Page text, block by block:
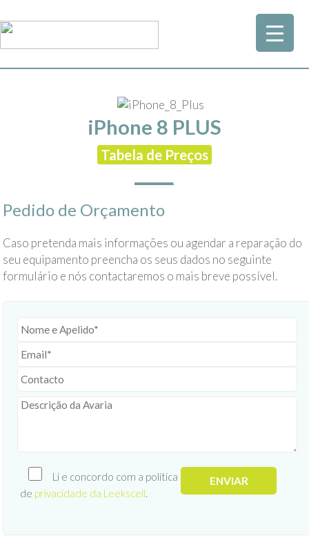
iPhone 8 PLUS
Tabela de Preços
Pedido de Orçamento
Caso pretenda mais informações ou agendar a reparação do
seu equipamento preencha os seus dados no seguinte
formulário e nós contactaremos o mais breve possível.
Li e concordo com a política
de privacidade da Leekscell.